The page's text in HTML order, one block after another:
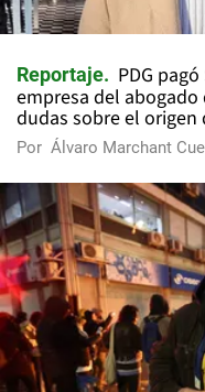
Reportaje
PDG
empresa del abogado
dudas sobre el origen
Por Álvaro Marchant